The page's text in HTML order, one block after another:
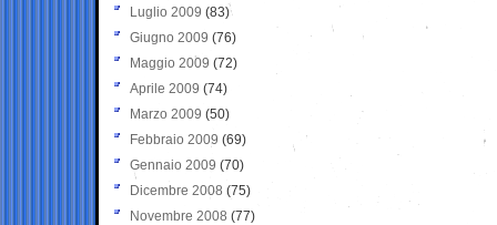
Luglio 2009 (83)
Giugno 2009 (76)
Maggio 2009 (72)
Aprile 2009 (74)
Marzo 2009 (50)
Febbraio 2009 (69)
Gennaio 2009 (70)
Dicembre 2008 (75)
Novembre 2008 (77)